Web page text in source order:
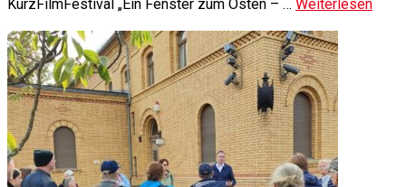
KurzFilmFestival „Ein Fenster zum Osten – … Weiterlesen